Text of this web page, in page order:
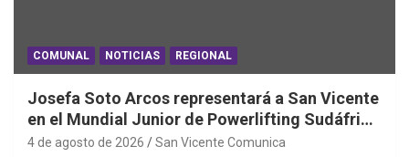
COMUNAL NOTICIAS REGIONAL
Josefa Soto Arcos representará a San Vicente
en el Mundial Junior de Powerlifting Sudáfrica
2026
4 de agosto de 2026 San Vicente Comunica